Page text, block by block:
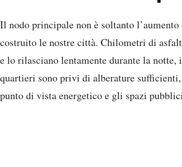
Il nodo principale non è soltanto
costruito le nostre città. Chilometri di
e lo rilasciano lentamente durante la
quartieri sono privi di alberature
punto di vista energetico e gli spazi